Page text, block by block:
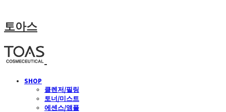
토아스
SHOP
클렌저/필링
토너/미스트
에센스/앰플